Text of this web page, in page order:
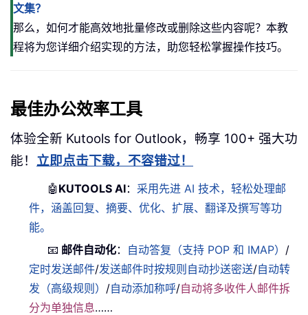
文集？
那么，如何才能高效地批量修改或删除这些内容呢？本教
程将为您详细介绍实现的方法，助您轻松掌握操作技巧。
最佳办公效率工具
体验全新 Kutools for Outlook，畅享 100+ 强大功
能！ 立即点击下载，不容错过！
🤖 KUTOOLS AI： 采用先进 AI 技术，轻松处理邮
件，涵盖回复、摘要、优化、扩展、翻译及撰写等功
能。
📧 邮件自动化： 自动答复（支持 POP 和 IMAP） /
定时发送邮件/发送邮件时按规则自动抄送密送/自动转
发（高级规则） /自动添加称呼/自动将多收件人邮件拆
分为单独信息……